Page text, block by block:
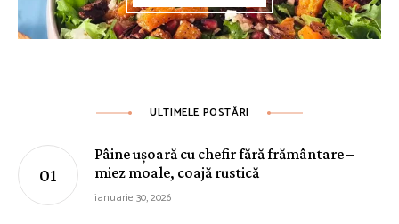
ULTIMELE POSTĂRI
Pâine ușoară cu chefir fără frământare –
miez moale, coajă rustică
ianuarie 30, 2026